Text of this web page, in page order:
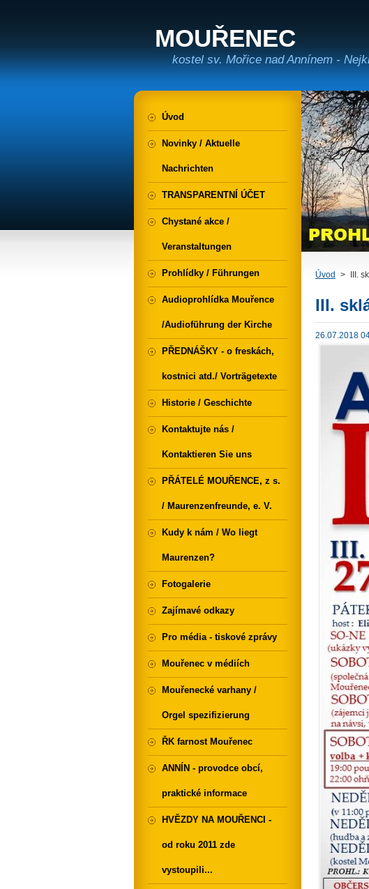
MOUŘENEC
kostel sv. Mořice nad Annínem -
Úvod > III.
III.
26.07.2018
Úvod
Novinky / Aktuelle
Nachrichten
TRANSPARENTNÍ ÚČET
Chystané akce /
Veranstaltungen
Prohlídky / Führungen
Audioprohlídka Mouřence
/Audioführung der Kirche
PŘEDNÁŠKY - o freskách,
kostnici atd./ Vorträgetexte
Historie / Geschichte
Kontaktujte nás /
Kontaktieren Sie uns
PŘÁTELÉ MOUŘENCE, z s.
/ Maurenzenfreunde, e. V.
Kudy k nám / Wo liegt
Maurenzen?
Fotogalerie
Zajímavé odkazy
Pro média - tiskové zprávy
Mouřenec v médiích
Mouřenecké varhany /
Orgel spezifizierung
ŘK farnost Mouřenec
ANNÍN - provodce obcí,
praktické informace
HVĚZDY NA MOUŘENCI -
od roku 2011 zde
vystoupili...